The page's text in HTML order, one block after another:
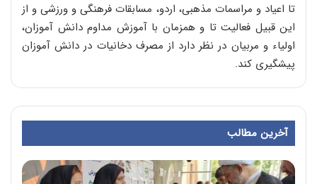
تا اعیاد و مراسمات مذهبی، اردو، مسابقات فرهنگی و ورزشی و از
این قبیل فعالیت تا و همزمان با آموزش مداوم دانش آموزان،
اولیاء و مربیان در نظر دارد از مصرف دخانیات در دانش آموزان
پیشگیری کند.
آخرین مطالب